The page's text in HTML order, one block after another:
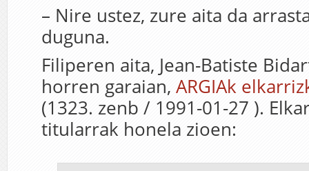
– Nire ustez, zure aita da
duguna.
Filiperen aita, Jean-Batiste
horren garaian, ARGIAk
(1323. zenb / 1991-01-27 ).
titularrak honela zioen: